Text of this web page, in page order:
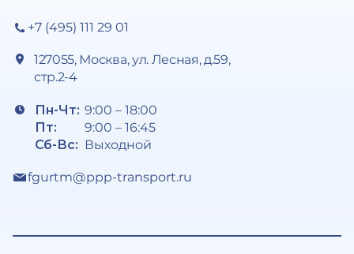
+7 (495) 111 29 01
127055, Москва, ул. Лесная, д.59,
стр.2-4
Пн-Чт:
Пт:
Сб-Вс:
9:00 – 18:00
9:00 – 16:45
Выходной
fgurtm@ppp-transport.ru